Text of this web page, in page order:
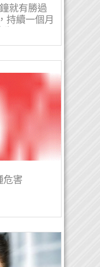
就有勝過
持續一個月
了！
危害